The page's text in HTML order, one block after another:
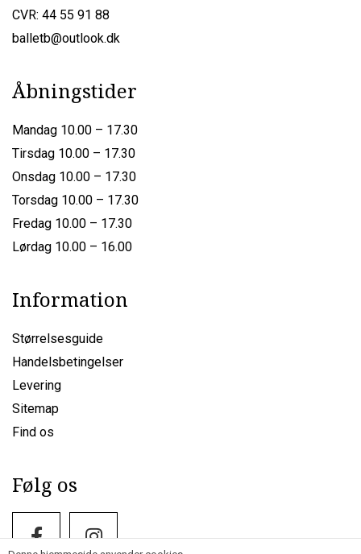
CVR: 44 55 91 88
balletb@outlook.dk
Åbningstider
Mandag 10.00 – 17.30
Tirsdag 10.00 – 17.30
Onsdag 10.00 – 17.30
Torsdag 10.00 – 17.30
Fredag 10.00 – 17.30
Lørdag 10.00 – 16.00
Information
Størrelsesguide
Handelsbetingelser
Levering
Sitemap
Find os
Følg os